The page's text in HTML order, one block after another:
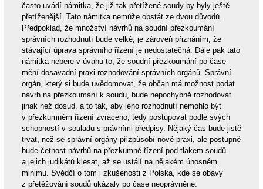
často uvádí námitka, že již tak přetížené soudy by byly ještě
přetíženější. Tato námitka nemůže obstát ze dvou důvodů.
Předpoklad, že množství návrhů na soudní přezkoumání
správních rozhodnutí bude velké, je zároveň přiznáním, že
stávající úprava správního řízení je nedostatečná. Dále pak tato
námitka nebere v úvahu to, že soudní přezkoumání po čase
mění dosavadní praxi rozhodování správních orgánů. Správní
orgán, který si bude uvědomovat, že občan má možnost podat
návrh na přezkoumání k soudu, bude nepochybně rozhodovat
jinak než dosud, a to tak, aby jeho rozhodnutí nemohlo být
v přezkumném řízení zvráceno; tedy postupovat podle svých
schopností v souladu s právními předpisy. Nějaký čas bude jistě
trvat, než se správní orgány přizpůsobí nové praxi, ale postupně
bude četnost návrhů na přezkumné řízení pod tlakem soudů
a jejich judikátů klesat, až se ustálí na nějakém únosném
minimu. Svědčí o tom i zkušenosti z Polska, kde se obavy
z přetěžování soudů ukázaly po čase neoprávněné.